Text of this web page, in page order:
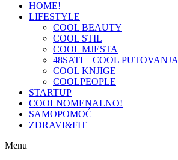
HOME!
LIFESTYLE
COOL BEAUTY
COOL STIL
COOL MJESTA
48SATI – COOL PUTOVANJA
COOL KNJIGE
COOLPEOPLE
STARTUP
COOLNOMENALNO!
SAMOPOMOĆ
ZDRAVI&FIT
Menu